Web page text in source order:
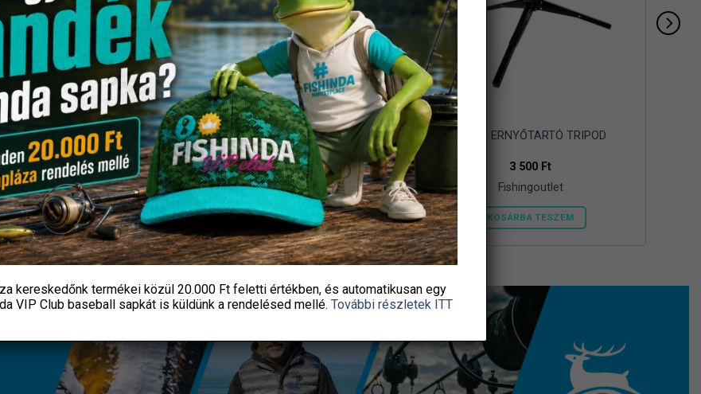
ROACH 1050N
0.14MM 70CM
1 590Ft
Fishingoutlet
TESZEM
MTX 40cm, 0,325″/ 16″, láncfűrész kard
1,5mm horony 64 fogas lánchoz
5 576Ft
Fishingoutlet
KOSÁRBA TESZEM
OREEL ERNYŐTARTÓ TRIPOD
3 500 Ft
Fishingoutlet
KOSÁRBA TESZEM
kereskedőnk termékei közül 20.000 Ft felettiértékben, és automatikusan egy
VIP Club baseball sapkátis küldünk a rendelésed mellé. További részletek ITT